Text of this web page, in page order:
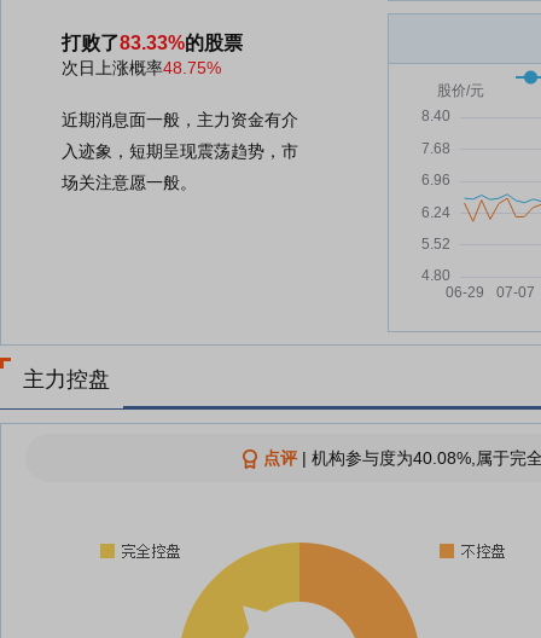
打败了83.33%的股票
次日上涨概率48.75%
近期消息面一般，主力资金有介
入迹象，短期呈现震荡趋势，市
场关注意愿一般。
主力控盘
点评| 机构参与度为40.08%,属于完